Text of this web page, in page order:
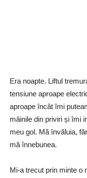
Era noapte. Liftul
tensiune aproape
aproape încât îmi
mâinile din priviri și îmi
meu gol. Mă învăluia,
mă înnebunea.
Mi-a trecut prin minte